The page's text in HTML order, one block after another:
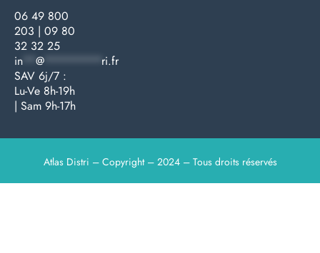
06 49 800
203 | 09 80
32 32 25
in
@
ri.fr
SAV 6j/7 :
Lu-Ve 8h-19h
| Sam 9h-17h
Atlas Distri – Copyright – 2024 – Tous droits réservés